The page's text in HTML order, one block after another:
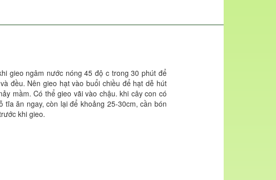
gieo ngâm nước nóng 45 độ c trong 30 phút để
đều. Nên gieo hạt vào buổi chiều để hạt dễ hút
mầm. Có thể gieo vãi vào chậu. khi cây con có
tĩa ăn ngay, còn lại để khoảng 25-30cm, cần bón
khi gieo.